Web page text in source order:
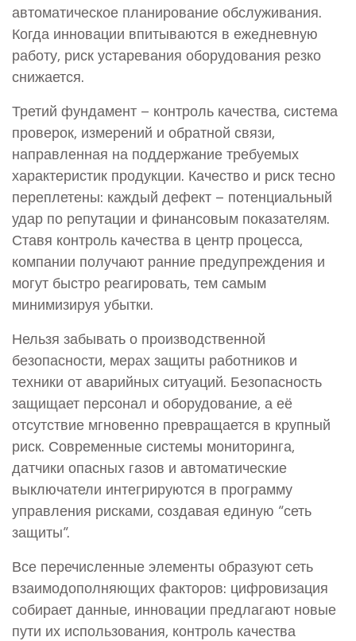
автоматическое планирование обслуживания.
Когда инновации впитываются в ежедневную
работу, риск устаревания оборудования резко
снижается.
Третий фундамент – контроль качества, система
проверок, измерений и обратной связи,
направленная на поддержание требуемых
характеристик продукции. Качество и риск тесно
переплетены: каждый дефект – потенциальный
удар по репутации и финансовым показателям.
Ставя контроль качества в центр процесса,
компании получают ранние предупреждения и
могут быстро реагировать, тем самым
минимизируя убытки.
Нельзя забывать о производственной
безопасности, мерах защиты работников и
техники от аварийных ситуаций. Безопасность
защищает персонал и оборудование, а её
отсутствие мгновенно превращается в крупный
риск. Современные системы мониторинга,
датчики опасных газов и автоматические
выключатели интегрируются в программу
управления рисками, создавая единую “сеть
защиты”.
Все перечисленные элементы образуют сеть
взаимодополняющих факторов: цифровизация
собирает данные, инновации предлагают новые
пути их использования, контроль качества